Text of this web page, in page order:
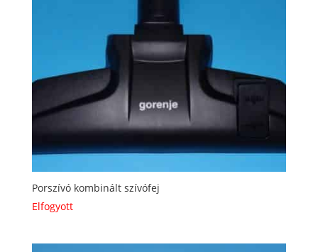
Porszívó kombinált szívófej
Elfogyott